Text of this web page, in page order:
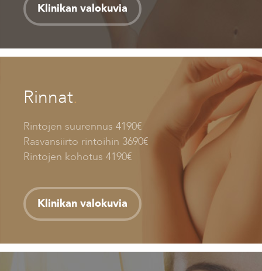
Klinikan valokuvia
Rinnat.
Rintojen suurennus 4190€
Rasvansiirto rintoihin 3690€
Rintojen kohotus 4190€
Klinikan valokuvia